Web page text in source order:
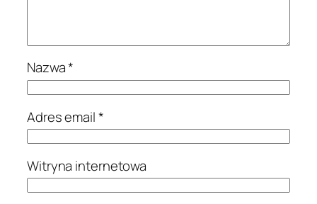
Nazwa*
Adres email*
Witryna internetowa